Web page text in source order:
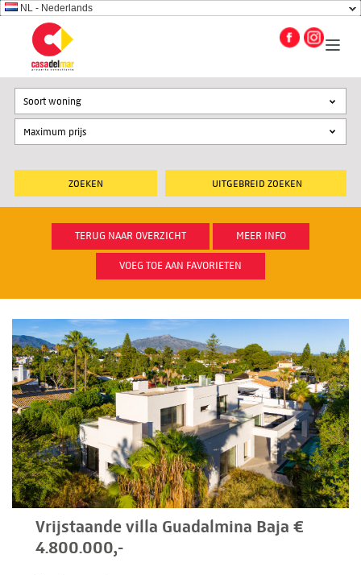
NL - Nederlands
UITGEBREID ZOEKEN
Soort woning
TERUG NAAR OVERZICHT MEER INFO
VOEG TOE AAN FAVORIETEN
Vrijstaande villa Guadalmina Baja €
4.800.000,-